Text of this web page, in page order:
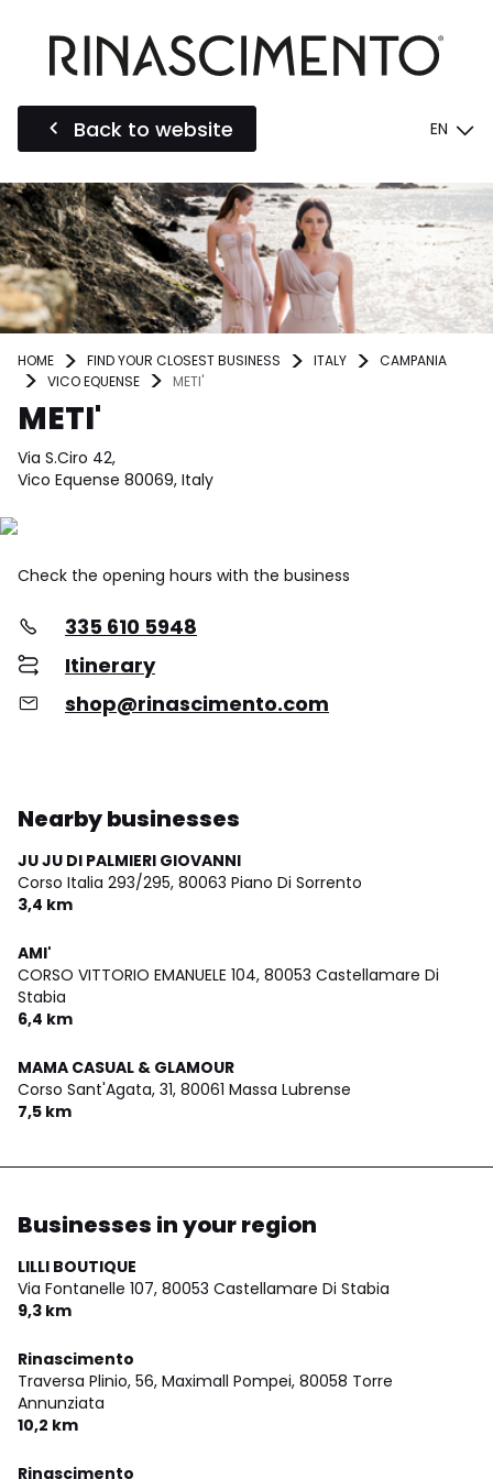
Back to website EN
HOME FIND YOUR CLOSEST BUSINESS ITALY
CAMPANIA
VICO EQUENSE
METI'
METI'
Via S.Ciro 42,
Vico Equense 80069, Italy
Check the opening hours with the business
335 610 5948
Itinerary
shop@rinascimento.com
Nearby businesses
JU JU DI PALMIERI GIOVANNI
Corso Italia 293/295, 80063 Piano Di Sorrento
3,4 km
AMI'
CORSO VITTORIO EMANUELE 104, 80053 Castellamare Di
Stabia
6,4 km
MAMA CASUAL & GLAMOUR
Corso Sant'Agata, 31, 80061 Massa Lubrense
7,5 km
Businesses in your region
LILLI BOUTIQUE
Via Fontanelle 107, 80053 Castellamare Di Stabia
9,3 km
Rinascimento
Traversa Plinio, 56, Maximall Pompei, 80058 Torre
Annunziata
10,2 km
Rinascimento